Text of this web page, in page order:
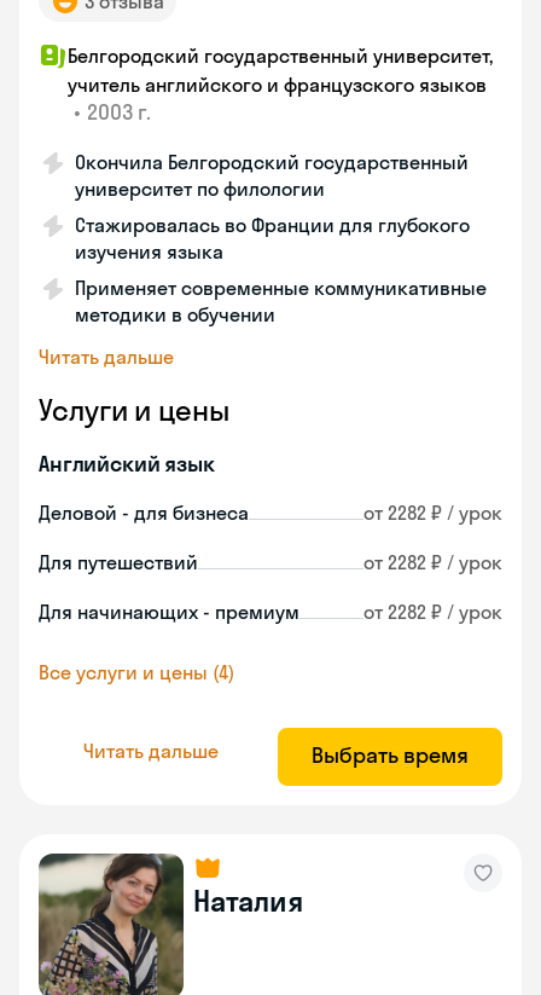
Белгородский государственный университет,
учитель английского и французского языков
• 2003 г.
Окончила Белгородский государственный
университет по филологии
Стажировалась во Франции для глубокого
изучения языка
Применяет современные коммуникативные
методики в обучении
Читать дальше
Услуги и цены
Английский язык
Деловой - для бизнеса от 2282 ₽ / урок
Для путешествий от 2282 ₽ / урок
Для начинающих - премиум от 2282 ₽ / урок
Все услуги и цены (4)
Читать дальше Выбрать время
Наталия